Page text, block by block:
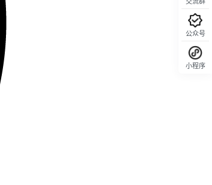
公众号
小程序